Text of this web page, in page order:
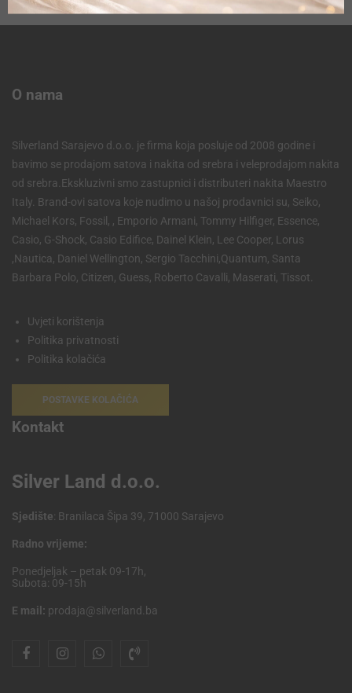
O nama
Silverland Sarajevo d.o.o. je firma koja posluje od 2008 godine i
bavimo se prodajom satova i nakita od srebra i veleprodajom nakita
od srebra.Ekskluzivni smo zastupnici i distributeri nakita Maestro
Italy. Brand-ovi satova koje nudimo u našoj prodavnici su, Seiko,
Michael Kors, Fossil, , Emporio Armani, Tommy Hilfiger, Essence,
Casio, G-Shock, Casio Edifice, Dainel Klein, Lee Cooper, Lorus
,Nautica, Daniel Wellington, Sergio Tacchini,Quantum, Santa
Barbara Polo, Citizen, Guess, Roberto Cavalli, Maserati, Tissot.
Uvjeti korištenja
Politika privatnosti
Politika kolačića
POSTAVKE KOLAČIĆA
Kontakt
Silver Land d.o.o.
Sjedište: Branilaca Šipa 39, 71000 Sarajevo
Radno vrijeme:
Ponedjeljak – petak 09-17h,
Subota: 09-15h
E mail: prodaja@silverland.ba